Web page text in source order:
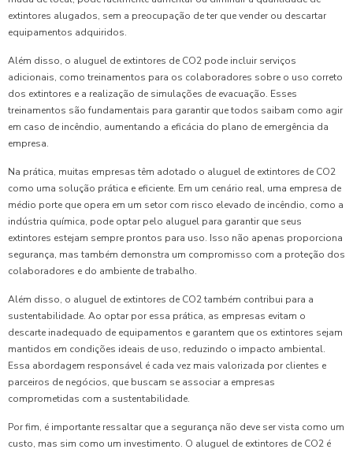
extintores alugados, sem a preocupação de ter que vender ou descartar
equipamentos adquiridos.
Além disso, o aluguel de extintores de CO2 pode incluir serviços
adicionais, como treinamentos para os colaboradores sobre o uso correto
dos extintores e a realização de simulações de evacuação. Esses
treinamentos são fundamentais para garantir que todos saibam como agir
em caso de incêndio, aumentando a eficácia do plano de emergência da
empresa.
Na prática, muitas empresas têm adotado o aluguel de extintores de CO2
como uma solução prática e eficiente. Em um cenário real, uma empresa de
médio porte que opera em um setor com risco elevado de incêndio, como a
indústria química, pode optar pelo aluguel para garantir que seus
extintores estejam sempre prontos para uso. Isso não apenas proporciona
segurança, mas também demonstra um compromisso com a proteção dos
colaboradores e do ambiente de trabalho.
Além disso, o aluguel de extintores de CO2 também contribui para a
sustentabilidade. Ao optar por essa prática, as empresas evitam o
descarte inadequado de equipamentos e garantem que os extintores sejam
mantidos em condições ideais de uso, reduzindo o impacto ambiental.
Essa abordagem responsável é cada vez mais valorizada por clientes e
parceiros de negócios, que buscam se associar a empresas
comprometidas com a sustentabilidade.
Por fim, é importante ressaltar que a segurança não deve ser vista como um
custo, mas sim como um investimento. O aluguel de extintores de CO2 é